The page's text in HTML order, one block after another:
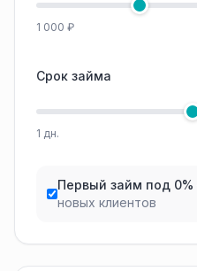
1 000 ₽
Срок займа
1 дн.
Первый займ под 0%
новых клиентов